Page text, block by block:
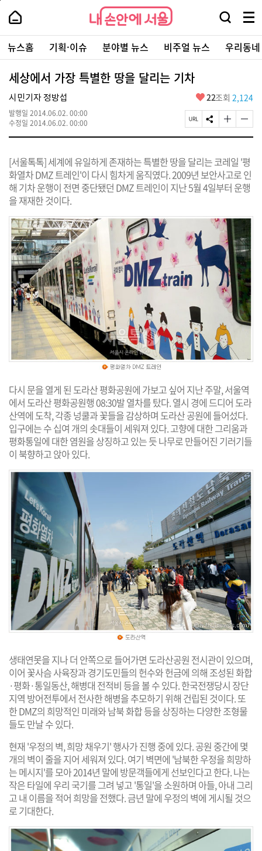
로
내
손
안
에
서
-
서
울
시
대
표
소
털
내
손
울
검
창
열
기
메
전
체
보
요
서
뉴스홈 기획·이슈 분야별 뉴스 비주얼 뉴스 우리동
세상에서 가장 특별한 땅을 달리는 기차
시민기자 정방섭
발행일 2014.06.02. 00:00
수정일 2014.06.02. 00:00
좋
요
22조회 2,124
페
R
L
복
사
S
유
하
기
글
크
게
변
경
글
작
게
변
경
[서울톡톡] 세계에 유일하게 존재하는 특별한 땅을 달리는 코레일 '평
화열차 DMZ 트레인'이 다시 힘차게 움직였다. 2009년 보안사고로 인
해 기차 운행이 전면 중단됐던 DMZ 트레인이 지난 5월 4일부터 운행
을 재재한 것이다.
다시 문을 열게 된 도라산 평화공원에 가보고 싶어 지난 주말, 서울역
에서 도라산 평화공원행 08:30발 열차를 탔다. 열시 경에 드디어 도라
산역에 도착, 각종 넝쿨과 꽃들을 감상하며 도라산 공원에 들어섰다.
입구에는 수 십여 개의 솟대들이 세워져 있다. 고향에 대한 그리움과
평화통일에 대한 염원을 상징하고 있는 듯 나무로 만들어진 기러기들
이 북향하고 앉아 있다.
생태연못을 지나 더 안쪽으로 들어가면 도라산공원 전시관이 있으며,
이어 꽃사슴 사육장과 경기도민들의 헌수와 헌금에 의해 조성된 화합
·평화·통일동산, 해병대 전적비 등을 볼 수 있다. 한국전쟁당시 장단
지역 방어전투에서 전사한 해병을 추모하기 위해 건립된 것이다. 또
한 DMZ의 희망적인 미래와 남북 화합 등을 상징하는 다양한 조형물
들도 만날 수 있다.
현재 '우정의 벽, 희망 채우기' 행사가 진행 중에 있다. 공원 중간에 몇
개의 벽이 줄을 지어 세워져 있다. 여기 벽면에 '남북한 우정을 희망하
는 메시지'를 모아 2014년 말에 방문객들에게 선보인다고 한다. 나는
작은 타일에 우리 국기를 그려 넣고 '통일'을 소원하며 아들, 아내 그리
고 내 이름을 적어 희망을 전했다. 금년 말에 우정의 벽에 게시될 것으
로 기대한다.
상